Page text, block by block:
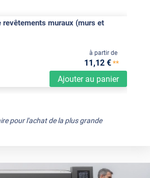
revêtements muraux (murs et
Ajouter au panier
à partir de
11,12 €**
pour l'achat de la plus grande